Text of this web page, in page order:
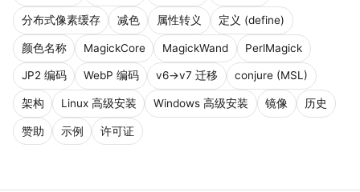
分布式像素缓存 减色 属性转义 定义 (define)
颜色名称 MagickCore MagickWand PerlMagick
JP2 编码 WebP 编码 v6→v7 迁移 conjure (MSL)
架构 Linux 高级安装 Windows 高级安装 镜像 历史
赞助 示例 许可证